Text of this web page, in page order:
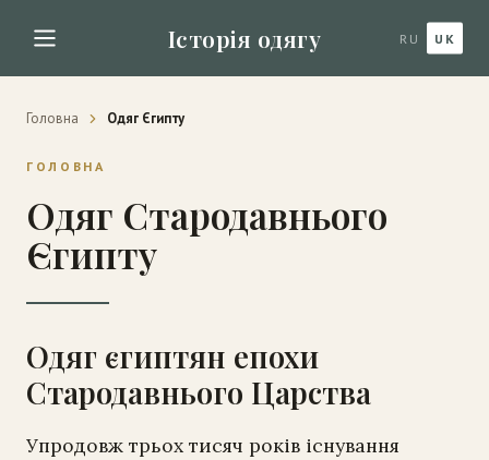
Історія одягу RU UK
Головна Одяг Єгипту
ГОЛОВНА
Одяг Стародавнього
Єгипту
Одяг єгиптян епохи
Стародавнього Царства
Упродовж трьох тисяч років існування